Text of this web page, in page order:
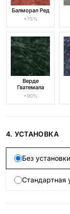
Балморал Ред
+75%
Верде
Гватемала
+90%
4. УСТАНОВКА
Без
Стандартная